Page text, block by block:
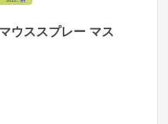
ウススプレー マス